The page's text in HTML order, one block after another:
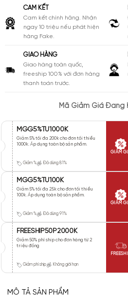
CAM KẾT
Cam kết chính hãng. Nhận
ngay 10 triệu nếu phát hiện
hàng Fake.
GIAO HÀNG
Giao hàng toàn quốc,
freeship 100% với đơn hàng
thanh toán trước.
Mã Giảm Giá Đang
MGG5%TU1000K
Giảm 5% tối đa 200k cho đơn tối thiểu
1000k. Áp dụng toàn bộ sản phẩm.
Giảm % Đã dùng 81%
GIẢM
MGG5%TU100K
Giảm 5% tối đa 25k cho đơn tối thiểu
100k. Áp dụng toàn bộ sản phẩm.
Giảm % Đã dùng 91%
GIẢM
FREESHIP50P2000K
Giảm 50% phí ship cho đơn hàng từ 2
triệu đồng
Giảm phí ship Không giới hạn
MÔ TẢ SẢN PHẨM